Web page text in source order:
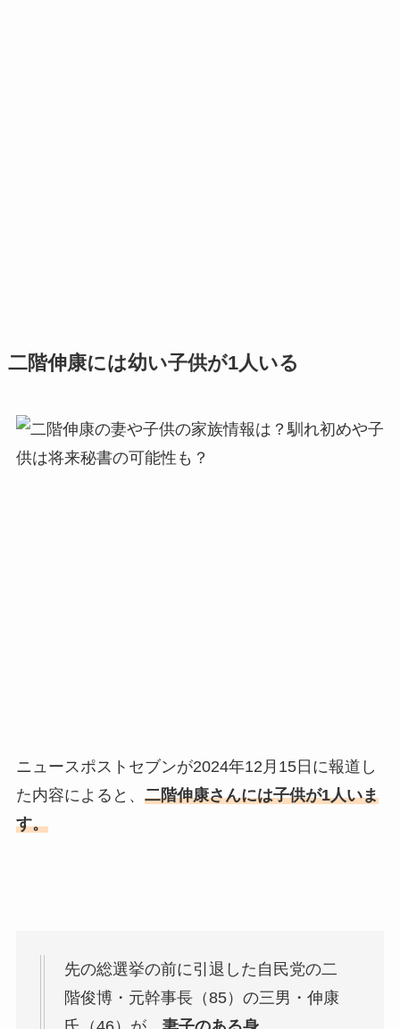
二階伸康には幼い子供が1人いる
ニュースポストセブンが2024年12月15日に報道し
た内容によると、 二階伸康さんには子供が1人いま
す。
先の総選挙の前に引退した自民党の二
階俊博・元幹事長（85）の三男・伸康